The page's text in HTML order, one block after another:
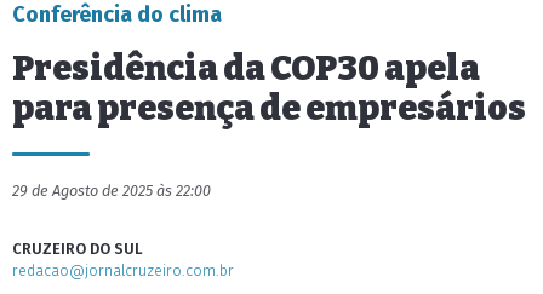
Conferência do clima
Presidência da COP30 apela
para presença de empresários
29 de Agosto de 2025 às 22:00
CRUZEIRO DO SUL
redacao@jornalcruzeiro.com.br